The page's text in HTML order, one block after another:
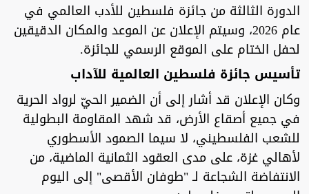
الدورة الثالثة من جائزة فلسطين للأدب العالمي في
عام 2026، وسيتم الإعلان عن الموعد والمكان الدقيقين
لحفل الختام على الموقع الرسمي للجائزة.
تأسيس جائزة فلسطين العالمية للآداب
وكان الإعلان قد أشار إلى أن الضمير الحيّ لرواد الحرية
في جميع أصقاع الأرض، قد شهد المقاومة البطولية
للشعب الفلسطيني، لا سيما الصمود الأسطوري
لأهالي غزة، على مدى العقود الثمانية الماضية، من
الانتفاضة الشجاعة لـ "طوفان الأقصى" إلى اليوم